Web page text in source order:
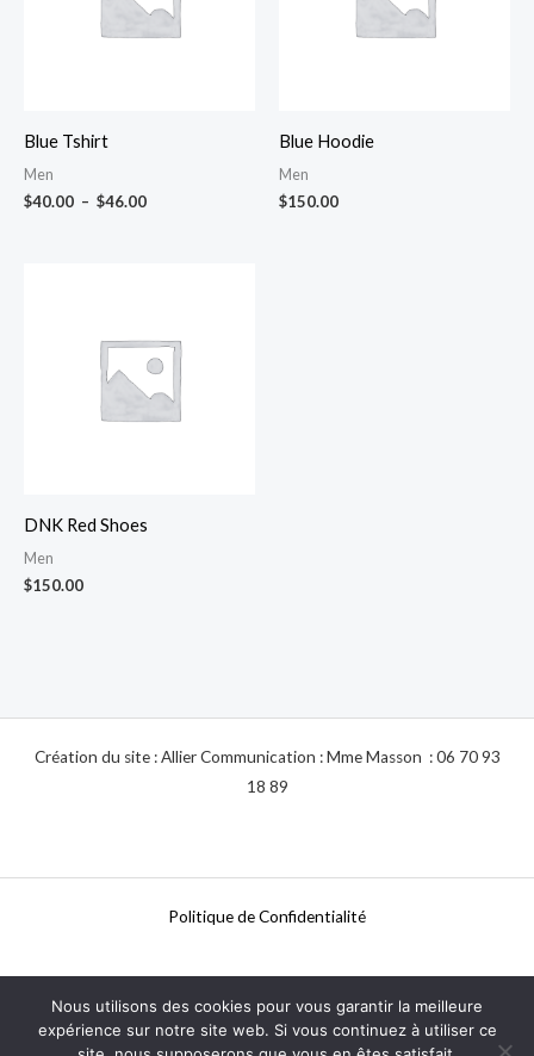
Blue Tshirt
Men
$40.00 – $46.00
Blue Hoodie
Men
$150.00
DNK Red Shoes
Men
$150.00
Création du site : Allier Communication : Mme Masson : 06 70 93
18 89
Politique de Confidentialité
Mentions Légales
Nous utilisons des cookies pour vous garantir la meilleure
expérience sur notre site web. Si vous continuez à utiliser ce